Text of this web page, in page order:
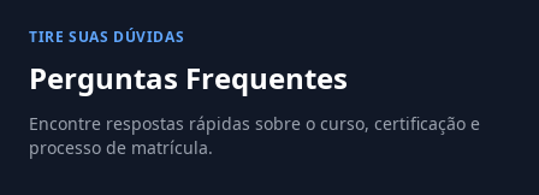
TIRE SUAS DÚVIDAS
Perguntas Frequentes
Encontre respostas rápidas sobre o curso, certificação e
processo de matrícula.